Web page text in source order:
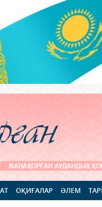
ОҚИҒАЛАР ӘЛЕМ